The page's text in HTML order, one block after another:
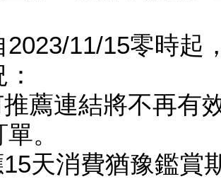
2023/11/15零時起
薦連結將不再有
。
天消費猶豫鑑賞